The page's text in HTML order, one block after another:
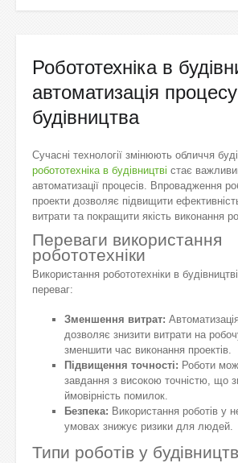
Робототехніка в
автоматизація процесу
будівництва
Сучасні технології змінюють обличчя
робототехніка в будівництві стає
автоматизації процесів. Впровадження
проекти дозволяє підвищити
витрати та покращити якість виконання
Переваги використання
робототехніки
Використання робототехніки в
переваг:
Зменшення витрат:
дозволяє знизити витрати на
зменшити час виконання проектів.
Підвищення точності: Роботи
завдання з високою точністю, що
ймовірність помилок.
Безпека: Використання роботів у
умовах знижує ризики для людей.
Типи роботів у